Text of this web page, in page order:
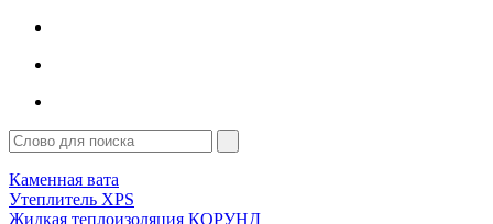
Каменная вата
Утеплитель XPS
Жидкая теплоизоляция КОРУНД